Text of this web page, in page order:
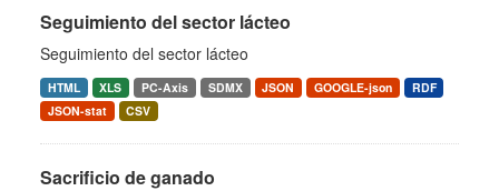
Seguimiento del sector lácteo
Seguimiento del sector lácteo
HTML XLS PC-Axis SDMX JSON GOOGLE-json
RDF
JSON-stat
CSV
Sacrificio de ganado